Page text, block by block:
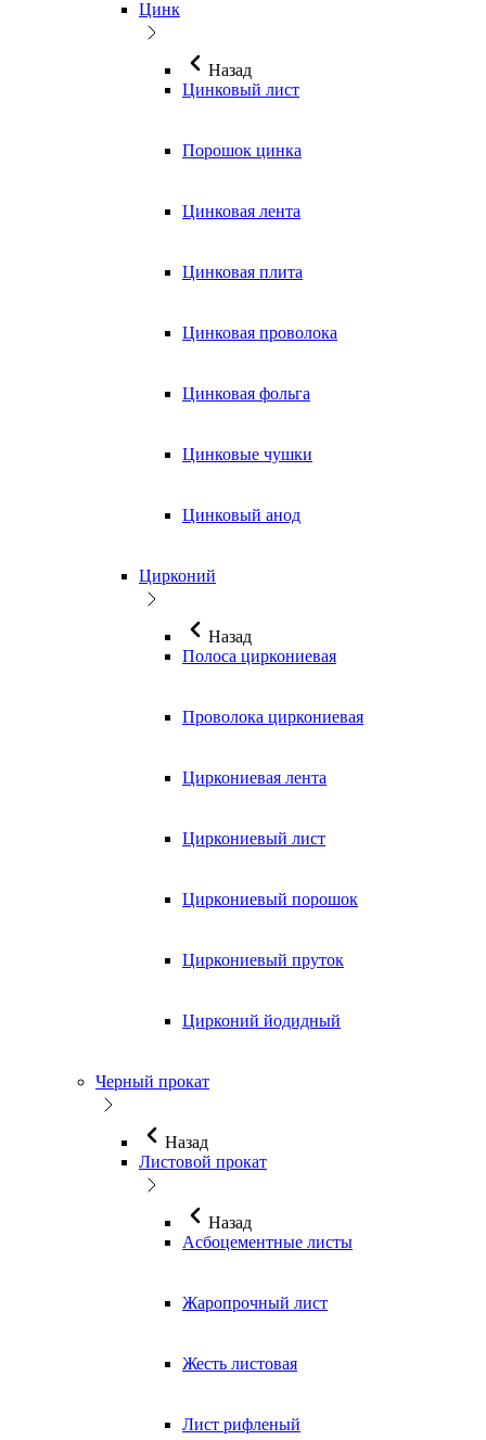
Цинк
Назад
Цинковый лист
Порошок цинка
Цинковая лента
Цинковая плита
Цинковая проволока
Цинковая фольга
Цинковые чушки
Цинковый анод
Цирконий
Назад
Полоса циркониевая
Проволока циркониевая
Циркониевая лента
Циркониевый лист
Циркониевый порошок
Циркониевый пруток
Цирконий йодидный
Черный прокат
Назад
Листовой прокат
Назад
Асбоцементные листы
Жаропрочный лист
Жесть листовая
Лист рифленый